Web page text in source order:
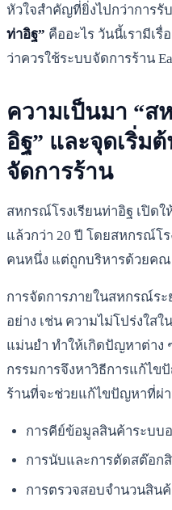
หัวใจสำคัญที่ยิ่งไปกว่าการรั
ท่าอิฐ” คืออะไร วันนี้เรามีเรื่
ว่าควรใช้ระบบจัดการร้าน
ความเป็นมา “ส
อิฐ” และจุดเริ่ม
จัดการร้าน
สหกรณ์โรงเรียนท่าอิฐ เปิด
แล้วกว่า 20 ปี โดยสหกรณ์โ
คนหนึ่ง แต่ถูกบริหารด้วยคณ
การจัดการภายในสหกรณ์ร
อย่าง เช่น ความไม่โปร่งใส
แม่นยำ ทำให้เกิดปัญหาต่าง
กรรมการจึงหาวิธีการแก้ไ
ร้านที่จะช่วยแก้ไขปัญหาที่ผ่
การคีย์ข้อมูลสินค้าระบบ
การนับและการตัดสต๊อก
การตรวจสอบจำนวนสิน